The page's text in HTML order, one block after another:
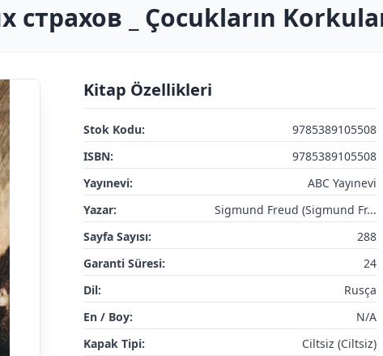
страхов _ Çocukların
Kitap Özellikleri
Stok Kodu:
9785389105508
ISBN:
9785389105508
Yayınevi:
ABC Yayınevi
Yazar:
Sigmund Freud (Sigmund Fr...
Sayfa Sayısı:
288
Garanti Süresi:
24
Dil:
Rusça
En / Boy:
N/A
Kapak Tipi:
Ciltsiz (Ciltsiz)